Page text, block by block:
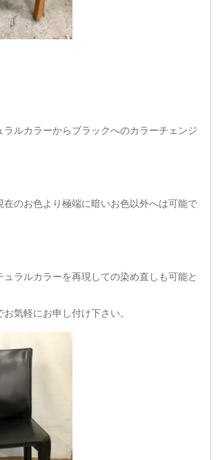
ラルカラーからブラックへのカラーチェンジ
在のお色より極端に暗いお色以外へは可能で
ュラルカラーを再現しての染め直しも可能と
気軽にお申し付け下さい。